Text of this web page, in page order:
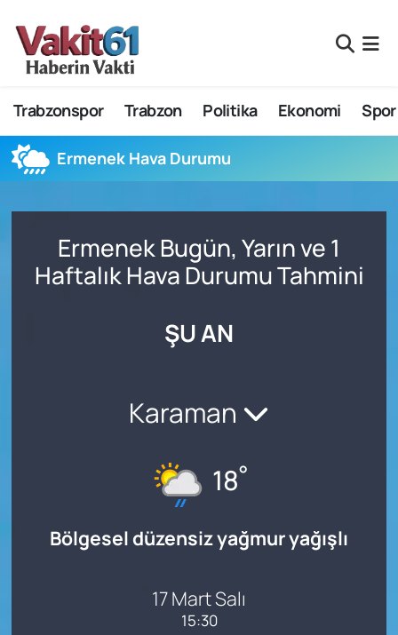
Trabzonspor Trabzon Politika Ekonomi Spor
Ermenek Hava Durumu
Ermenek Bugün, Yarın ve 1
Haftalık Hava Durumu Tahmini
ŞU AN
Karaman
18°
Bölgesel düzensiz yağmur yağışlı
17 Mart Salı
15:30
Nöbetçi Eczaneler
Hava Durumu
Namaz Vakitleri
Süper Lig Puan Durumu ve Fikstür
Son Dakika Haberleri